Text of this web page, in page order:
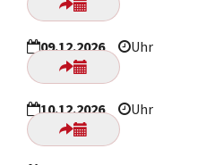
09.12.2026 Uhr
10.12.2026 Uhr